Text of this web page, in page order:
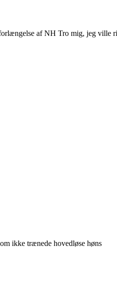
af NH Tro mig, jeg
ikke trænede hovedløse høns